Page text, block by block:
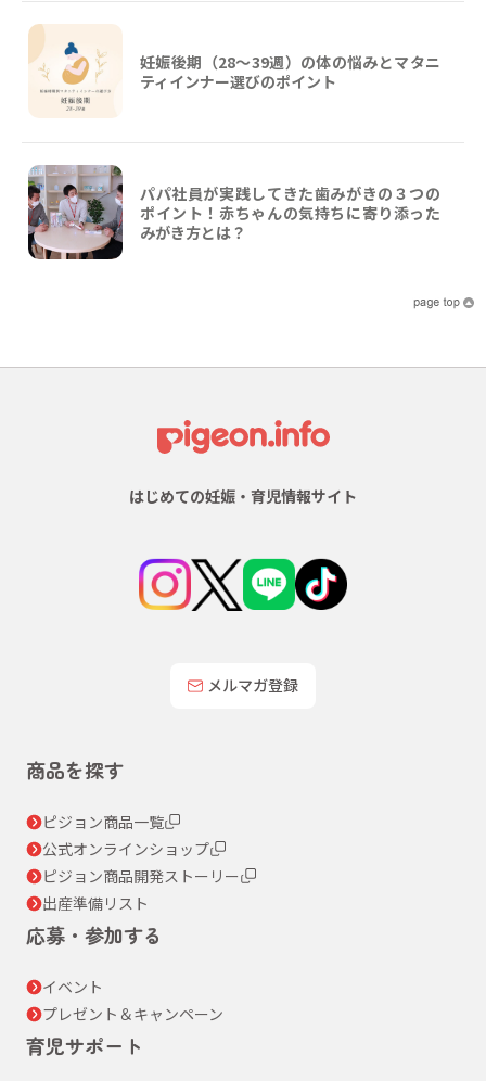
妊娠後期（28〜39週）の体の悩みとマタニ
ティインナー選びのポイント
パパ社員が実践してきた歯みがきの３つの
ポイント！赤ちゃんの気持ちに寄り添った
みがき方とは？
はじめての妊娠・育児情報サイト
メルマガ登録
商品を探す
ピジョン商品一覧
公式オンラインショップ
ピジョン商品開発ストーリー
出産準備リスト
応募・参加する
イベント
プレゼント＆キャンペーン
育児サポート